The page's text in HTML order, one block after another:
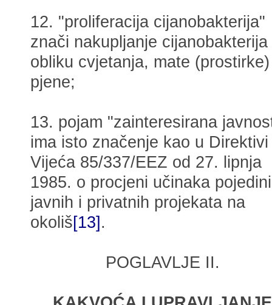
12. "proliferacija cijanobakterija"
znači nakupljanje cijanobakterija
obliku cvjetanja, mate
pjene;
13. pojam "zainteresirana
ima isto značenje kao u Direktivi
Vijeća 85/337/EEZ od 27. lipnja
1985. o procjeni učinaka
javnih i privatnih projekata na
okoliš[13] .
POGLAVLJE II.